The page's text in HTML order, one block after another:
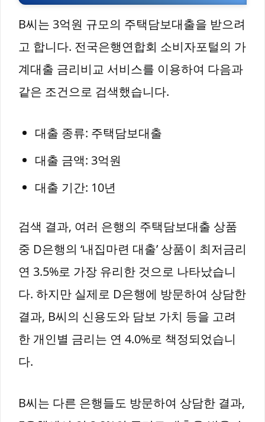
B씨는 3억원 규모의 주택담보대출을 받으려
고 합니다. 전국은행연합회 소비자포털의 가
계대출 금리비교 서비스를 이용하여 다음과
같은 조건으로 검색했습니다.
대출 종류: 주택담보대출
대출 금액: 3억원
대출 기간: 10년
검색 결과, 여러 은행의 주택담보대출 상품
중 D은행의 ‘내집마련 대출’ 상품이 최저금리
연 3.5%로 가장 유리한 것으로 나타났습니
다. 하지만 실제로 D은행에 방문하여 상담한
결과, B씨의 신용도와 담보 가치 등을 고려
한 개인별 금리는 연 4.0%로 책정되었습니
다.
B씨는 다른 은행들도 방문하여 상담한 결과,